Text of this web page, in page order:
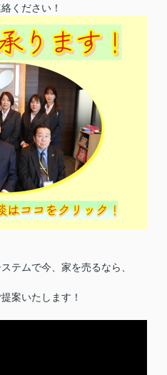
ください！
テムで今、家を売るなら、
案いたします！